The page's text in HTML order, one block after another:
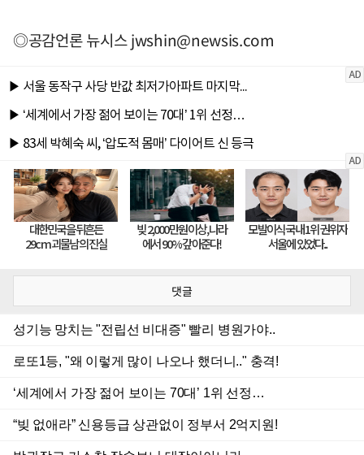
◎공감언론 뉴시스jwshin@newsis.com
댓글